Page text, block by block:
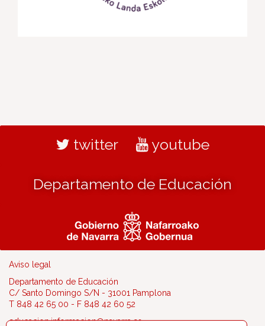
twitter youtube
Departamento de Educación
Aviso legal
Departamento de Educación
C/ Santo Domingo S/N - 31001 Pamplona
T 848 42 65 00 - F 848 42 60 52
educacion.informacion@navarra.es